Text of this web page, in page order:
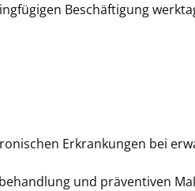
Beschäftigung
Erkrankungen bei
und präventiven